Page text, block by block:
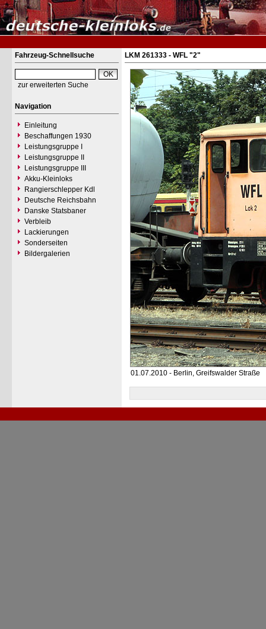
Fahrzeug-Schnellsuche
zur erweiterten Suche
Navigation
Einleitung
Beschaffungen 1930
Leistungsgruppe I
Leistungsgruppe II
Leistungsgruppe III
Akku-Kleinloks
Rangierschlepper Kdl
Deutsche Reichsbahn
Danske Statsbaner
Verbleib
Lackierungen
Sonderseiten
Bildergalerien
LKM 261333 - WFL "2"
01.07.2010 - Berlin, Greifswalder Straße